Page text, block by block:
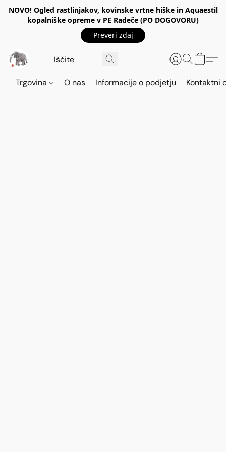
NOVO! Ogled rastlinjakov, kovinske vrtne hiške in Aquaestil
kopalniške opreme v PE Radeče (PO DOGOVORU)
Preveri zdaj
Trgovina O nas Informacije o podjetju Kontaktni